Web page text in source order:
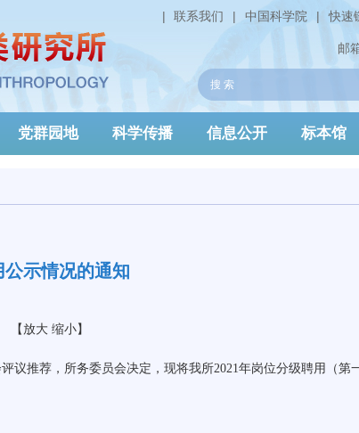
快速
|
中国科学院
|
联系我们
|
邮
党群园地 科学传播 信息公开 标本馆
示情况的通知
【放大 缩小】
议推荐，所务委员会决定，现将我所2021年岗位分级聘用（第